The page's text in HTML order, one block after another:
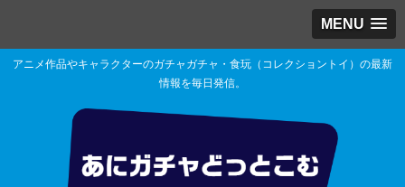
MENU
アニメ作品やキャラクターのガチャガチャ・食玩（コレクショントイ）の最新
情報を毎日発信。